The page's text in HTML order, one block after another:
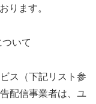
ります。
いて
ス（下記リスト参
配信事業者は、ユ